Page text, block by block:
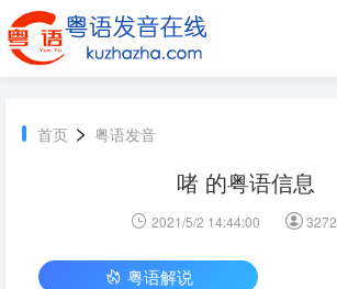
首页 > 粤语发音
啫 的粤语信息
2021/5/2 14:44:00 3272
粤语解说